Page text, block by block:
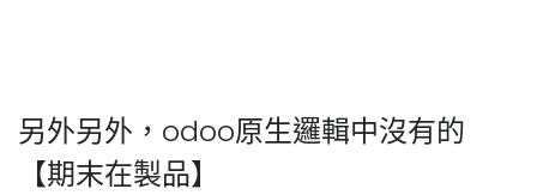
另外另外，odoo原生邏輯中沒有的
【期末在製品】